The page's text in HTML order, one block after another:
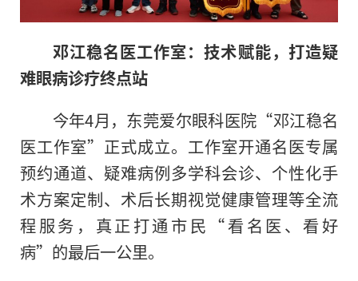
邓江稳名医工作室：技术赋能，打造疑
难眼病诊疗终点站
今年4月，东莞爱尔眼科医院“邓江稳名
医工作室”正式成立。工作室开通名医专属
预约通道、疑难病例多学科会诊、个性化手
术方案定制、术后长期视觉健康管理等全流
程服务，真正打通市民“看名医、看好
病”的最后一公里。